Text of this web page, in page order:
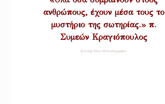
ανθρώπους, έχουν μέσα τους το
μυστήριο της σωτηρίας.» π.
Συμεών Κραγιόπουλος
Σύναξη Νέων Παλαιοχωρίου